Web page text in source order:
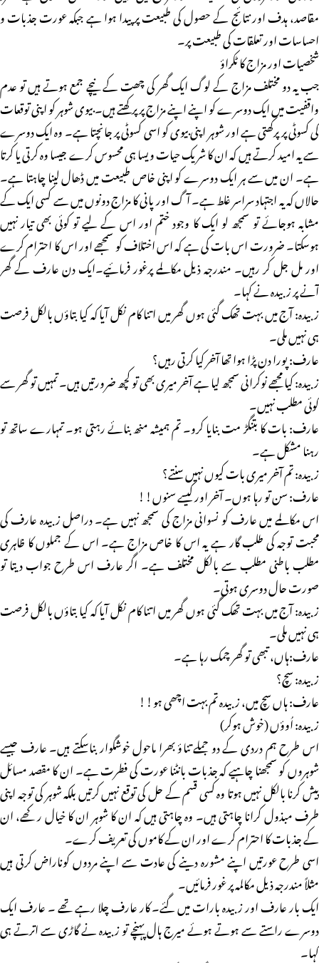
مقاصد، ہدف اور نتائج کے حصول کی طبیعت پر پیدا ہوا ہے جبکہ عورت جذبات و
احساسات اور تعلقات کی طبیعت پر۔
شخصیات اور مزاج کا ٹکراؤ
جب یہ دو مختلف مزاج کے لوگ ایک گھر کی چھت کے نیچے جمع ہوتے ہیں تو عدم
واقفیت میں ایک دوسرے کو اپنے اپنے مزاج پر پرکھتے ہیں۔ بیوی شوہر کو اپنی توقعات
کی کسوٹی پر پرکھتی ہے اور شوہر اپنی بیوی کو اسی کسوٹی پر جانچتا ہے۔ وہ ایک دوسرے
سے یہ امید کرتے ہیں کہ ان کا شریک حیات ویسا ہی محسوس کرے جیسا وہ کرتی یا کرتا
ہے۔ ان میں سے ہر ایک دوسرے کو اپنی خاص طبیعت میں ڈھال لینا چاہتا ہے۔
حالاں کہ یہ اجتہاد سراسر غلط ہے۔ آگ اور پانی کا مزاج دونوں میں سے کسی ایک کے
مشابہ ہوجائے تو سمجھ لو ایک کا وجود ختم اور اس کے لیے تو کوئی بھی تیار نہیں
ہوسکتا۔ ضرورت اس بات کی ہے کہ اس اختلاف کو سمجھے اور اس کا احترام کرے
اور مل جل کر رہیں۔ مندرجہ ذیل مکالمے پرغور فرمائیے۔ایک دن عارف کے گھر
آنے پر زبیدہ نے کہا۔
زبیدہ: آج میں بہت تھک گئی ہوں گھر میں اتنا کام نکل آیا کہ کیا بتاؤں بالکل فرصت
ہی نہیں ملی۔
عارف: پورا دن پڑا ہوا تھا آخر کیا کرتی رہیں؟
زبیدہ: کیا مجھے نوکرانی سمجھ لیا ہے آخر میری بھی تو کچھ ضرورتیں ہیں۔ تمہیں تو گھر سے
کوئی مطلب نہیں۔
عارف: بات کا بتنگڑ مت بنایا کرو۔ تم ہمیشہ منھ بنائے رہتی ہو۔ تمہارے ساتھ تو
رہنا مشکل ہے۔
زبیدہ: تم آخر میری بات کیوں نہیں سنتے؟
عارف: سن تو رہا ہوں۔ آخر اور کیسے سنوں!!
اس مکالمے میں عارف کو نسوانی مزاج کی سمجھ نہیں ہے۔ دراصل زبیدہ عارف کی
محبت توجہ کی طلب گار ہے یہ اس کا خاص مزاج ہے۔ اس کے جملوں کا ظاہری
مطلب باطنی مطلب سے بالکل مختلف ہے۔ اگر عارف اس طرح جواب دیتا تو
صورت حال دوسری ہوتی۔
زبیدہ: آج میں بہت تھک گئی ہوں گھر میں اتنا کام نکل آیا کہ کیا بتاؤں بالکل فرصت
ہی نہیں ملی۔
عارف:ہاں، تبھی تو گھر چمک رہا ہے۔
زبیدہ: سچ؟
عارف: ہاں سچ میں، زبیدہ تم بہت اچھی ہو!!
زبیدہ: اُوؤں (خوش ہوکر)
اس طرح ہم دردی کے دو جملے تناؤ بھرا ماحول خوشگوار بناسکتے ہیں۔ عارف جیسے
شوہروں کو سمجھنا چاہیے کہ جذبات بانٹنا عورت کی فطرت ہے۔ ان کا مقصد مسائل
پیش کرنا بالکل نہیں ہوتا وہ کسی قسم کے حل کی توقع نہیں کرتیں بلکہ شوہر کی توجہ اپنی
طرف مبذول کرانا چاہتی ہیں۔ وہ چاہتی ہیں کہ ان کا شوہر ان کا خیال رکھے، ان
کے جذبات کا احترام کرے اور ان کے کاموں کی تعریف کرے۔
اسی طرح عورتیں اپنے مشورہ دینے کی عادت سے اپنے مردوں کوناراض کرتی ہیں
مثلاً مندرجہ ذیل مکالمہ پر غور فرمائیں۔
ایک بار عارف اور زبیدہ بارات میں گئے۔ کار عارف چلا رہے تھے ۔ عارف ایک
دوسرے راستے سے ہوتے ہوئے میرج ہال پہنچے تو زبیدہ نے گاڑی سے اترتے ہی
کہا۔